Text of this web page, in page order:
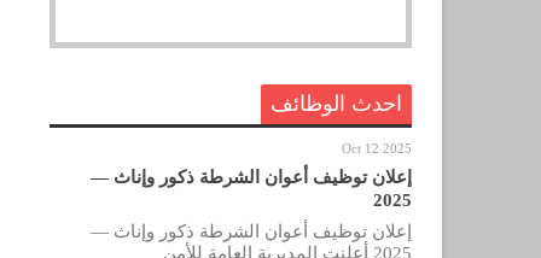
احدث الوظائف
Oct 12 2025
إعلان توظيف أعوان الشرطة ذكور وإناث —
2025
إعلان توظيف أعوان الشرطة ذكور وإناث —
2025 أعلنت المديرية العامة للأمن